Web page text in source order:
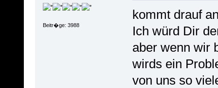
Beitr�ge: 3988
kommt drauf
Ich würd Dir
aber wenn wir
wirds ein
von uns so